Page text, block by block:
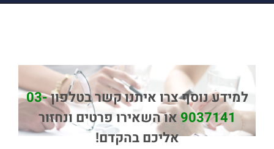
למידע נוסף צרו איתנו קשר בטלפון03-
9037141או השאירו פרטים ונחזור
אליכם בהקדם!